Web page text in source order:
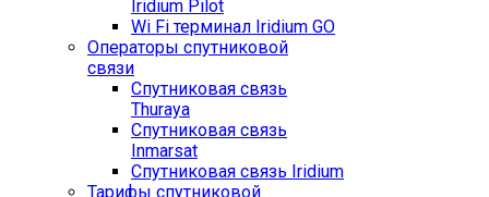
Iridium Pilot
Wi Fi терминал Iridium GO
Операторы спутниковой
связи
Спутниковая связь
Thuraya
Спутниковая связь
Inmarsat
Спутниковая связь Iridium
Тарифы спутниковой